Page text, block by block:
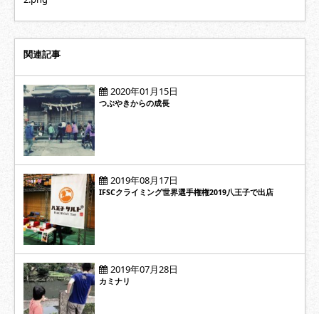
関連記事
2020年01月15日
つぶやきからの成長
2019年08月17日
IFSCクライミング世界選手権権2019八王子で出店
2019年07月28日
カミナリ